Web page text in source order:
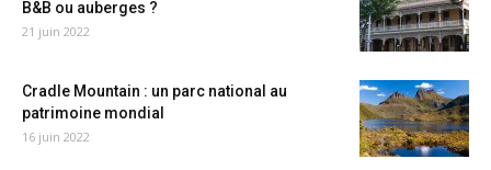
B&B ou auberges ?
21 juin 2022
Cradle Mountain : un parc national au
patrimoine mondial
16 juin 2022